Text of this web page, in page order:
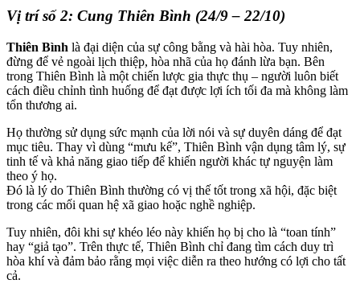
Vị trí số 2: Cung Thiên Bình (24/9 – 22/10)
Thiên Bình là đại diện của sự công bằng và hài hòa. Tuy nhiên,
đừng để vẻ ngoài lịch thiệp, hòa nhã của họ đánh lừa bạn. Bên
trong Thiên Bình là một chiến lược gia thực thụ – người luôn biết
cách điều chỉnh tình huống để đạt được lợi ích tối đa mà không làm
tổn thương ai.
Họ thường sử dụng sức mạnh của lời nói và sự duyên dáng để đạt
mục tiêu. Thay vì dùng “mưu kế”, Thiên Bình vận dụng tâm lý, sự
tinh tế và khả năng giao tiếp để khiến người khác tự nguyện làm
theo ý họ.
Đó là lý do Thiên Bình thường có vị thế tốt trong xã hội, đặc biệt
trong các mối quan hệ xã giao hoặc nghề nghiệp.
Tuy nhiên, đôi khi sự khéo léo này khiến họ bị cho là “toan tính”
hay “giả tạo”. Trên thực tế, Thiên Bình chỉ đang tìm cách duy trì
hòa khí và đảm bảo rằng mọi việc diễn ra theo hướng có lợi cho tất
cả.